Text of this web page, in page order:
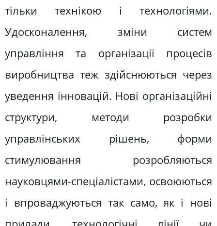
тільки технікою і технологіями.
Удосконалення, зміни систем
управління та організації процесів
виробництва теж здійснюються через
уведення інновацій. Нові організаційні
структури, методи розробки
управлінських рішень, форми
стимулювання розробляються
науковцями-спеціалістами, освоюються
і впроваджуються так само, як і нові